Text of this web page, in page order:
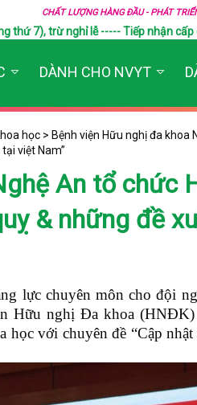
CHẤT LƯỢNG HÀNG ĐẦU - PHÁT
thứ 7), trừ nghỉ lễ ----- Tiếp nhận
DÀNH CHO NVYT
học > Bệnh viện Hữu nghị đa khoa
việt Nam”
An tổ chức
& những đề
lực chuyên môn cho đội
Hữu nghị Đa khoa
với chuyên đề “Cập